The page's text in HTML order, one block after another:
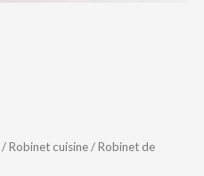
/Robinet cuisine/ Robinet de